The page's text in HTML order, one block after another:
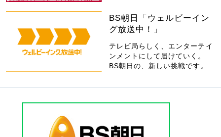
BS朝日「ウェルビーイン
グ放送中！」
テレビ局らしく、エンターテイ
ンメントにして届けていく。
BS朝日の、新しい挑戦です。